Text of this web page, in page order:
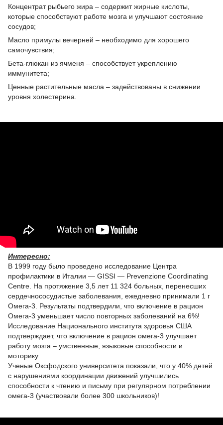
Концентрат рыбьего жира – содержит жирные кислоты,
которые способствуют работе мозга и улучшают состояние
сосудов;
Масло примулы вечерней – необходимо для хорошего
самочувствия;
Бета-глюкан из ячменя – способствует укреплению
иммунитета;
Ценные растительные масла – задействованы в снижении
уровня холестерина.
Интересно:
В 1999 году было проведено исследование Центра
профилактики в Италии — GISSI — Prevenzione Coordinating
Centre. На протяжение 3,5 лет 11 324 больных, перенесших
сердечнососудистые заболевания, ежедневно принимали 1 г
Омега-3. Результаты подтвердили, что включение в рацион
Омега-3 уменьшает число повторных заболеваний на 6%!
Исследование Национального института здоровья США
подтверждает, что включение в рацион омега-3 улучшает
работу мозга – умственные, языковые способности и
моторику.
Ученые Оксфодского университета показали, что у 40% детей
с нарушениями координации движений улучшились
способности к чтению и письму при регулярном потреблении
омега-3 (участвовали более 300 школьников)!